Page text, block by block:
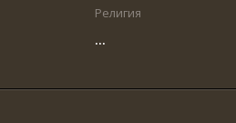
Религия
...